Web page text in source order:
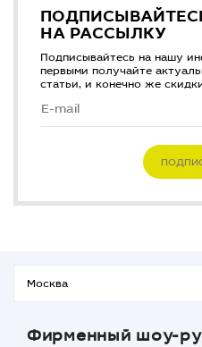
НА РАССЫЛКУ
Подписывайтесь на нашу
первыми получайте
статьи, и конечно же
Фирменный шоу-